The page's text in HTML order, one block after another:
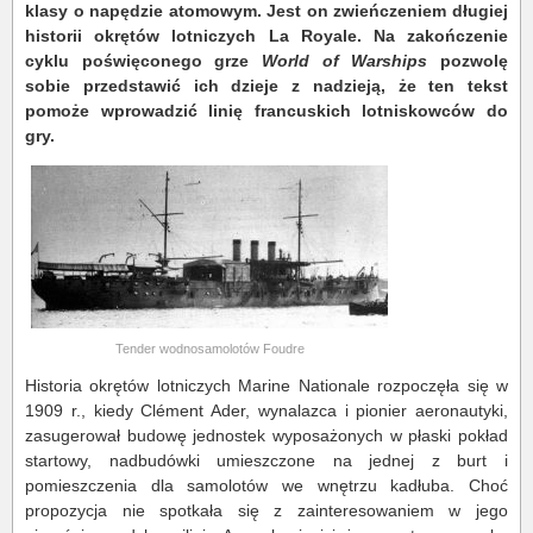
klasy o napędzie atomowym. Jest on zwieńczeniem długiej
historii okrętów lotniczych La Royale. Na zakończenie
cyklu poświęconego grze World of Warships pozwolę
sobie przedstawić ich dzieje z nadzieją, że ten tekst
pomoże wprowadzić linię francuskich lotniskowców do
gry.
Tender wodnosamolotów Foudre
Historia okrętów lotniczych Marine Nationale rozpoczęła się w
1909 r., kiedy Clément Ader, wynalazca i pionier aeronautyki,
zasugerował budowę jednostek wyposażonych w płaski pokład
startowy, nadbudówki umieszczone na jednej z burt i
pomieszczenia dla samolotów we wnętrzu kadłuba. Choć
propozycja nie spotkała się z zainteresowaniem w jego